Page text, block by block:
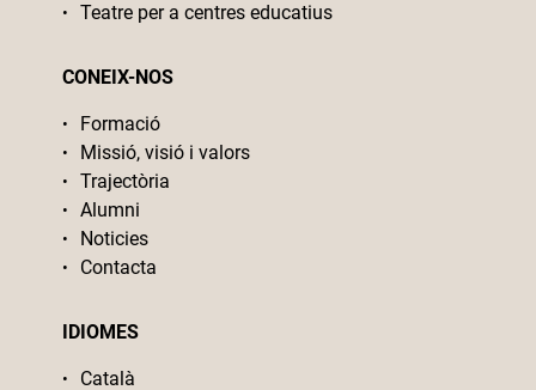
Teatre per a centres educatius
CONEIX-NOS
Formació
Missió, visió i valors
Trajectòria
Alumni
Noticies
Contacta
IDIOMES
Català